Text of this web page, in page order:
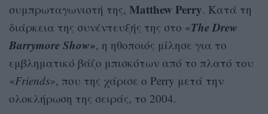
συμπρωταγωνιστή της, Matthew Perry. Κατά τη
διάρκεια της συνέντευξής της στο «The Drew
Barrymore Show», η ηθοποιός μίλησε για το
εμβληματικό βάζο μπισκότων από το πλατό του
«Friends», που της χάρισε ο Perry μετά την
ολοκλήρωση της σειράς, το 2004.